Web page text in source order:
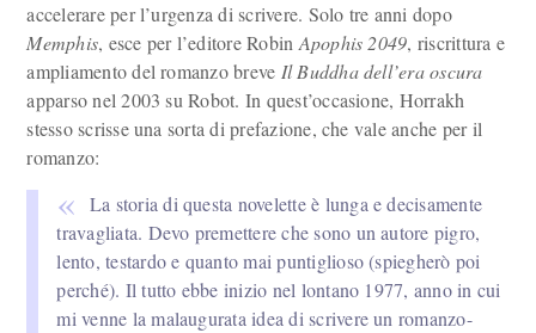
accelerare per l’urgenza di scrivere. Solo tre anni dopo
Memphis, esce per l’editore Robin Apophis 2049, riscrittura e
ampliamento del romanzo breve Il Buddha dell’era oscura
apparso nel 2003 su Robot. In quest’occasione, Horrakh
stesso scrisse una sorta di prefazione, che vale anche per il
romanzo:
La storia di questa novelette è lunga e decisamente
travagliata. Devo premettere che sono un autore pigro,
lento, testardo e quanto mai puntiglioso (spiegherò poi
perché). Il tutto ebbe inizio nel lontano 1977, anno in cui
mi venne la malaugurata idea di scrivere un romanzo-